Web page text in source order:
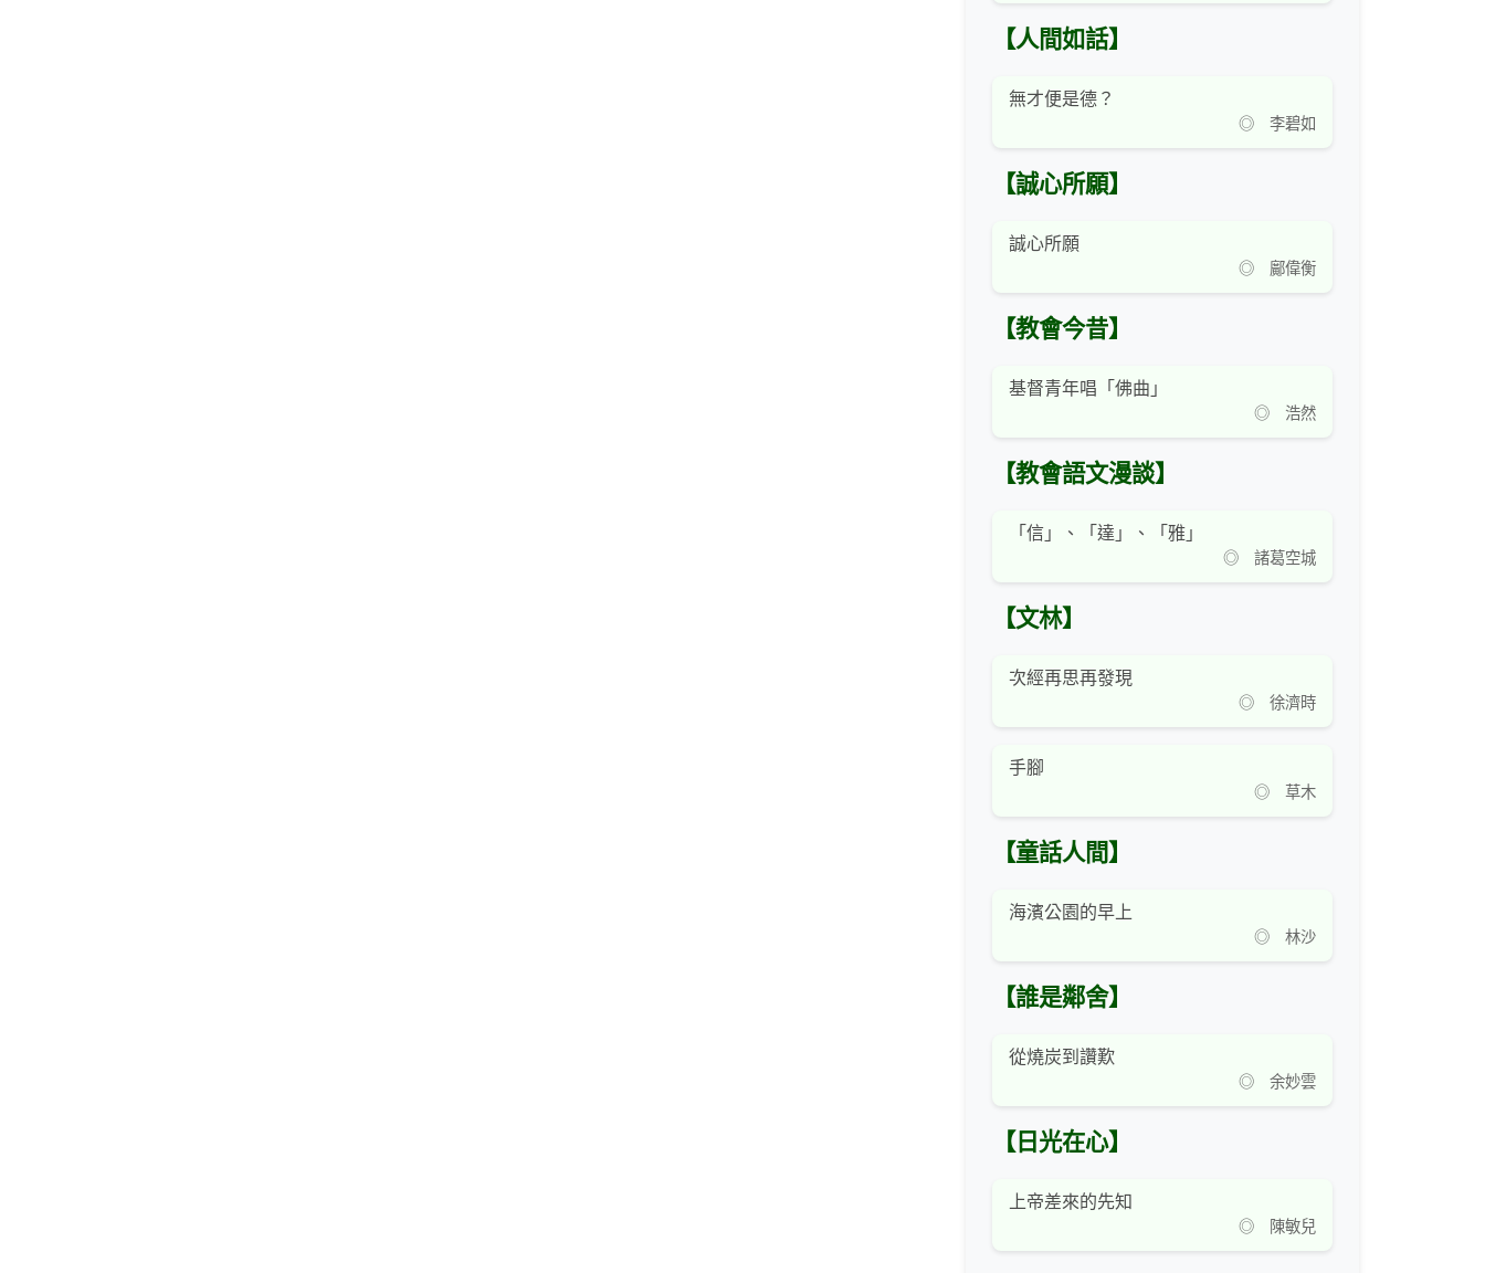
【人間如話】
無才便是德？
◎ 李碧如
【誠心所願】
誠心所願
◎ 鄺偉衡
【教會今昔】
基督青年唱「佛曲」
◎ 浩然
【教會語文漫談】
「信」、「達」、「雅」
◎ 諸葛空城
【文林】
次經再思再發現
◎ 徐濟時
手腳
◎ 草木
【童話人間】
海濱公園的早上
◎ 林沙
【誰是鄰舍】
從燒炭到讚歎
◎ 余妙雲
【日光在心】
上帝差來的先知
◎ 陳敏兒